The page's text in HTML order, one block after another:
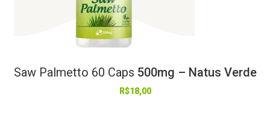
Saw Palmetto 60 Caps 500mg – Natus Verde
R$18,00